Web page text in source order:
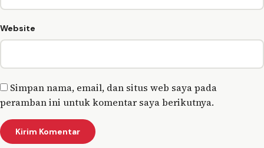
Website
Simpan nama, email, dan situs web saya pada
peramban ini untuk komentar saya berikutnya.